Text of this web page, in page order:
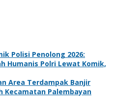
Polisi Penolong 2026:
Humanis Polri Lewat Komik,
Area Terdampak Banjir
Kecamatan Palembayan